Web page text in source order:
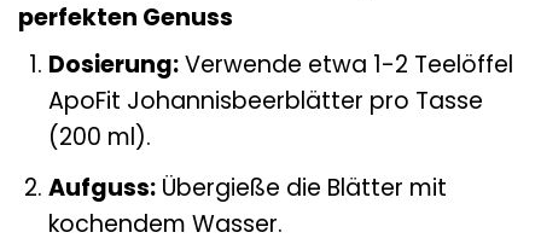
perfekten Genuss
Dosierung:Verwende etwa 1-2 Teelöffel
ApoFit Johannisbeerblätter pro Tasse
(200 ml).
Aufguss:Übergieße die Blätter mit
kochendem Wasser.